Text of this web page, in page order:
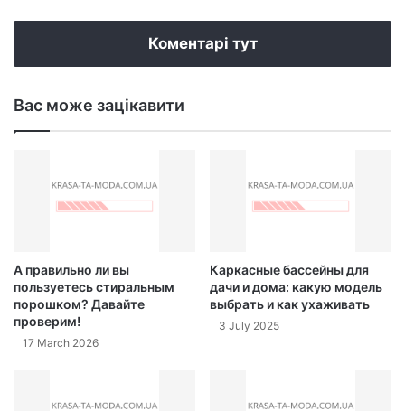
te
Коментарі тут
Вас може зацікавити
А правильно ли вы
пользуетесь стиральным
порошком? Давайте
проверим!
17 March 2026
Каркасные бассейны для
дачи и дома: какую модель
выбрать и как ухаживать
3 July 2025